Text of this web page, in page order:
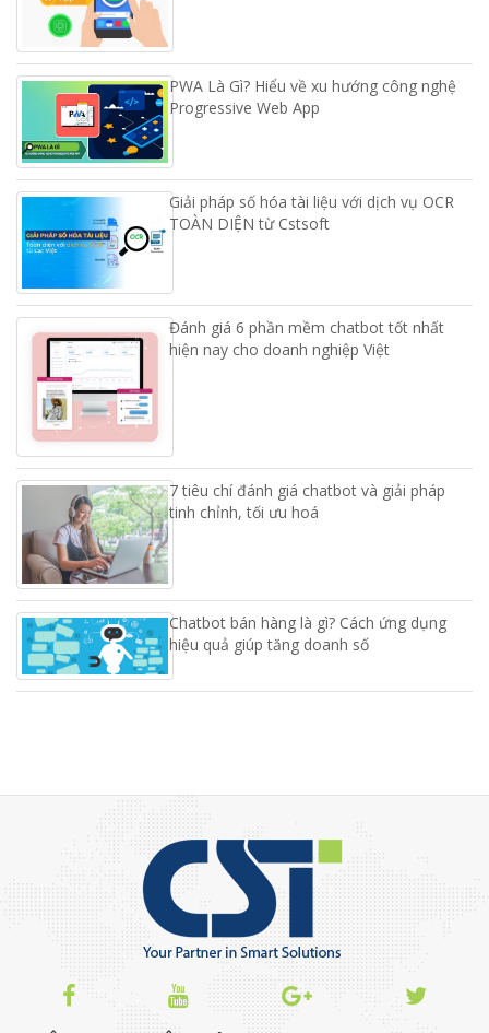
PWA Là Gì? Hiểu về xu hướng công nghệ
Progressive Web App
Giải pháp số hóa tài liệu với dịch vụ OCR
TOÀN DIỆN từ Cstsoft
Đánh giá 6 phần mềm chatbot tốt nhất
hiện nay cho doanh nghiệp Việt
7 tiêu chí đánh giá chatbot và giải pháp
tinh chỉnh, tối ưu hoá
Chatbot bán hàng là gì? Cách ứng dụng
hiệu quả giúp tăng doanh số